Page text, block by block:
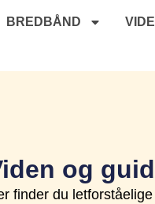
BREDBÅND
og
finder du